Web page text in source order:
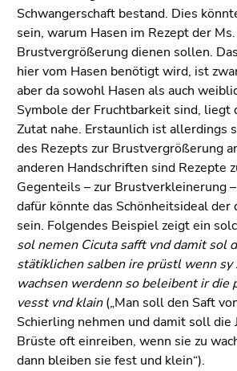
Schwangerschaft bestand. Dies
sein, warum Hasen im Rezept der
Brustvergrößerung dienen sollen.
hier vom Hasen benötigt wird, ist
aber da sowohl Hasen als auch
Symbole der Fruchtbarkeit sind, liegt
Zutat nahe. Erstaunlich ist allerdings
des Rezepts zur Brustvergrößerung
anderen Handschriften sind Rezepte
Gegenteils – zur Brustverkleinerung
dafür könnte das Schönheitsideal der
sein. Folgendes Beispiel zeigt ein
sol nemen Cicuta safft vnd damit sol
stätiklichen salben ire prüstl wenn sy
wachsen werdenn so beleibent ir die
vesst vnd klain(„Man soll den Saft
Schierling nehmen und damit soll die
Brüste oft einreiben, wenn sie zu
dann bleiben sie fest und klein“).